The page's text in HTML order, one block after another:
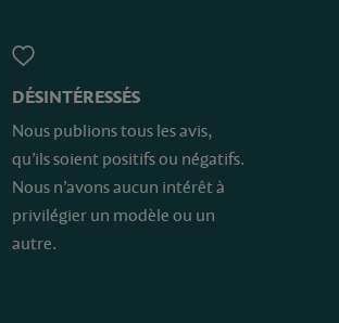
DÉSINTÉRESSÉS
Nous publions tous les avis,
qu’ils soient positifs ou négatifs.
Nous n’avons aucun intérêt à
privilégier un modèle ou un
autre.